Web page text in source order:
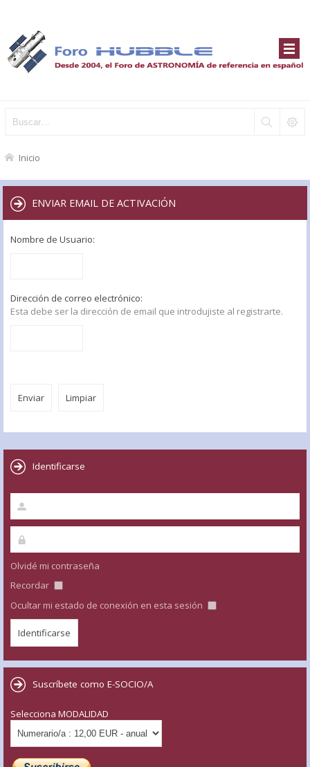
Inicio
ENVIAR EMAIL DE ACTIVACIÓN
Nombre de Usuario:
Dirección de correo electrónico:
Esta debe ser la dirección de email que introdujiste al registrarte.
Identificarse
Olvidé mi contraseña
Recordar
Ocultar mi estado de conexión en esta sesión
Suscríbete como E-SOCIO/A
Selecciona MODALIDAD